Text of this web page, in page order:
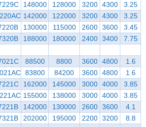
148000 128000 3200 4300
3.25
142000 122000 3200 4300
3.25
130000 115000 2600 3600
3.45
188000 180000 2400 3400 7.75
88500 8800 3600 4800
1.6
83800 84200 3600 4800
1.6
162000 145000 3000 4000
3.85
155000 138000 3000 4000
3.85
142000 130000 2600 3600
4.1
202000 195000 2200 3200 8.8